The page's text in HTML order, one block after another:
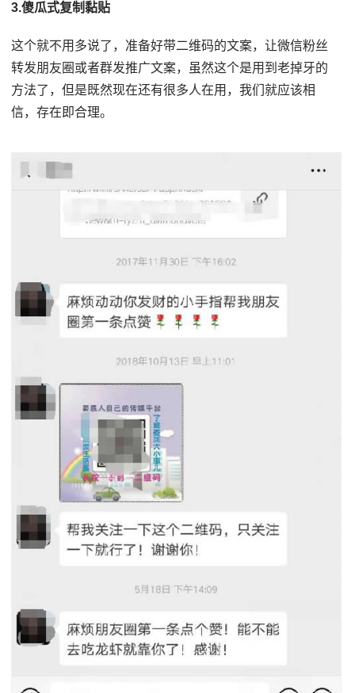
3.傻瓜式复制黏贴
这个就不用多说了，准备好带二维码的文案，让微信粉丝
转发朋友圈或者群发推广文案，虽然这个是用到老掉牙的
方法了，但是既然现在还有很多人在用，我们就应该相
信，存在即合理。